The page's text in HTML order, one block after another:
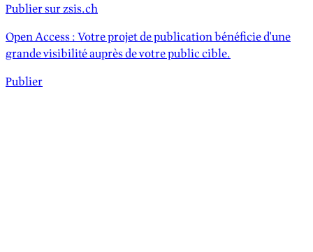
Publier sur zsis.ch
Open Access : Votre projet de publication bénéficie d'une
grande visibilité auprès de votre public cible.
Publier